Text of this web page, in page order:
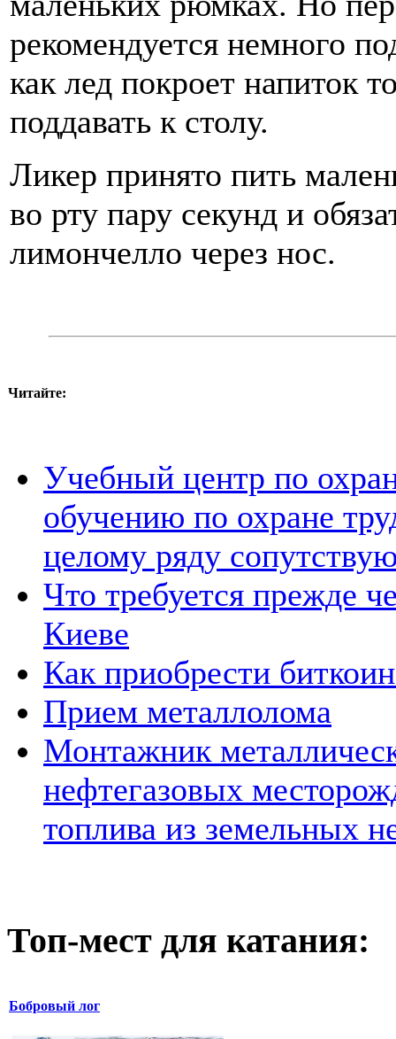
рекомендуется немного
как лед покроет напиток
поддавать к столу.
Ликер принято пить
во рту пару секунд и
лимончелло через нос.
Читайте:
Учебный центр по
обучению по охране
целому ряду
Что требуется прежде
Киеве
Как приобрести
Прием металлолома
Монтажник
нефтегазовых
топлива из земельных
Топ-мест для катания:
Бобровый лог